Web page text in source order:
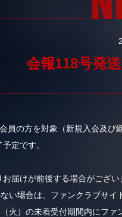
会報118号発
員の方を対象（新規入会及び
定です。
届けが前後する場合がござい
い場合は、ファンクラブサ
火）の未着受付期間内にフ